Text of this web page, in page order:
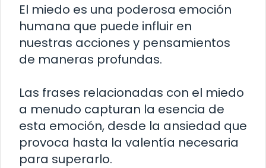
El miedo es una poderosa emoción
humana que puede influir en
nuestras acciones y pensamientos
de maneras profundas.
Las frases relacionadas con el miedo
a menudo capturan la esencia de
esta emoción, desde la ansiedad que
provoca hasta la valentía necesaria
para superarlo.